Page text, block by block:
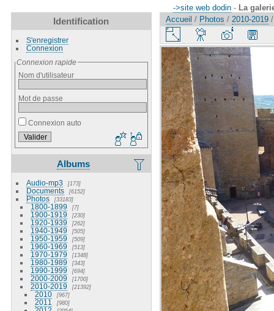
->site web dodin - La
Identification
S'enregistrer
Connexion
Connexion rapide
Nom d'utilisateur
Mot de passe
Connexion auto
Albums
Audio-mp3 173
Documents 6152
Photos 33183
1800-1899 7
1900-1919 230
1920-1939 262
1940-1949 505
1950-1959 509
1960-1969 513
1970-1979 1348
1980-1989 343
1990-1999 694
2000-2009 1700
2010-2019 21392
2010 967
2011 980
Accueil / Photos / 2010-2019